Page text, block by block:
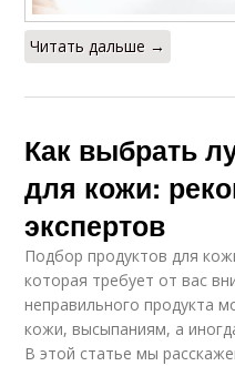
Читать дальше →
Как выбрать
для кожи:
экспертов
Подбор продуктов для
которая требует от вас
неправильного продукта
кожи, высыпаниям, а
В этой статье мы